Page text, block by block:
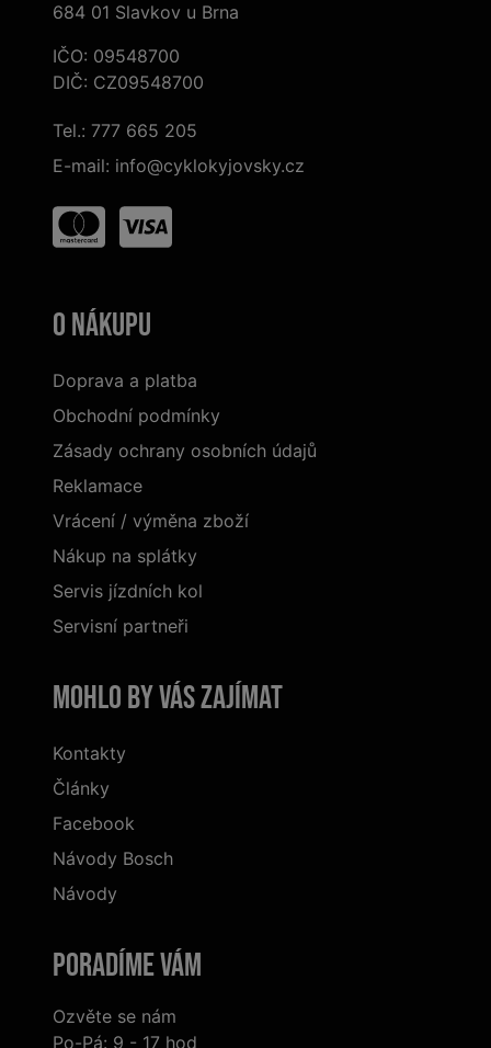
684 01 Slavkov u Brna
IČO: 09548700
DIČ: CZ09548700
Tel.: 777 665 205
E-mail: info@cyklokyjovsky.cz
O nákupu
Doprava a platba
Obchodní podmínky
Zásady ochrany osobních údajů
Reklamace
Vrácení / výměna zboží
Nákup na splátky
Servis jízdních kol
Servisní partneři
Mohlo by vás zajímat
Kontakty
Články
Facebook
Návody Bosch
Návody
Poradíme Vám
Ozvěte se nám
Po-Pá: 9 - 17 hod